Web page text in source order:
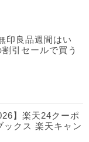
印良品週間はい
引セールで買う
】楽天24クーポ
ックス 楽天キャン